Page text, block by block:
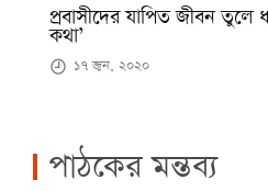
প্রবাসীদের যাপিত জীবন তুলে
কথা’
১৭ জুন, ২০২০
পাঠকের মন্তব্য